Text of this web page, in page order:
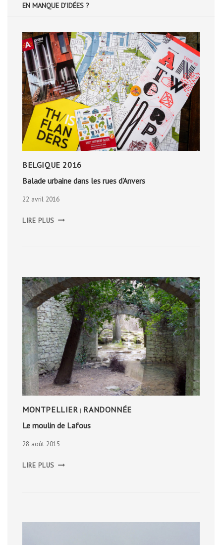
EN MANQUE D'IDÉES ?
BELGIQUE 2016
Balade urbaine dans les rues d’Anvers
22 avril 2016
LIRE PLUS URBAINE
MONTPELLIER | RANDONNÉE
Le moulin de Lafous
28 août 2015
LIRE PLUS MOULIN